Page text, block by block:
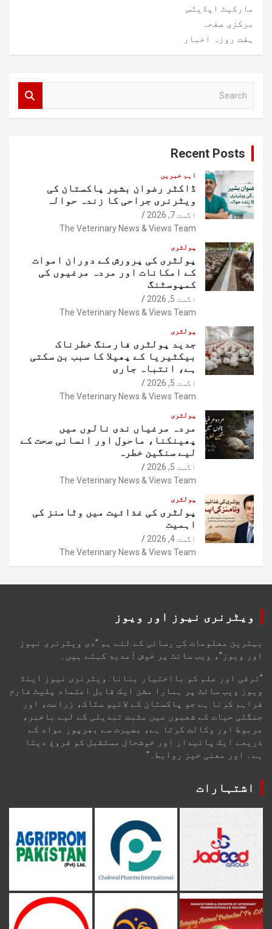
مارکیٹ اپڈیٹس
مرکزی صفحہ
ہفت روزہ اخبار
Recent Posts
اہم خبریں
ڈاکٹر رضوان بشیر پاکستان کی
ویٹرنری جراحی کا زندہ حوالہ
اگست 7, 2026
The Veterinary News & Views Team
پولٹری
پولٹری کی پرورش کے دوران اموات
کے امکانات اور مردہ مرغیوں کی
کمپوسٹنگ
اگست 5, 2026
The Veterinary News & Views Team
پولٹری
جدید پولٹری فارمنگ خطرناک
بیکٹیریا کے پھیلا کا سبب بن سکتی
ہے، انتباہ جاری
اگست 5, 2026
The Veterinary News & Views Team
پولٹری
مردہ مرغیاں ندی نالوں میں
پھینکنا، ماحول اور انسانی صحت کے
لیے سنگین خطرہ
اگست 5, 2026
The Veterinary News & Views Team
پولٹری
پولٹری کی غذائیت میں وٹامنز کی
اہمیت
اگست 4, 2026
The Veterinary News & Views Team
ویٹرنری نیوز اور ویوز
بہترین معلومات کی رسائی کے لئے ہم "دی ویٹرنری نیوز
اور ویوز"، ویب سائٹ پر خوش آمدید کہتے ہیں۔
"ترقی اور علم کو بااختیار بنانا: ویٹرنری نیوز اینڈ
ویوز ویب سائٹ پر ہمارا مشن ایک قابل اعتماد پلیٹ فارم
فراہم کرنا ہے جو پاکستان کے لائیو سٹاک، زراعت، اور
جنگلی حیات کے شعبوں میں مثبت تبدیلی کے لیے باخبر،
مربوط اور وکالت کرتا ہے، بصیرت سے بھرپور مواد کے
ذریعے ایک پائیدار اور خوشحال مستقبل کو فروغ دیتا
ہے۔ اور معنی خیز روابط۔"
اشتہارات